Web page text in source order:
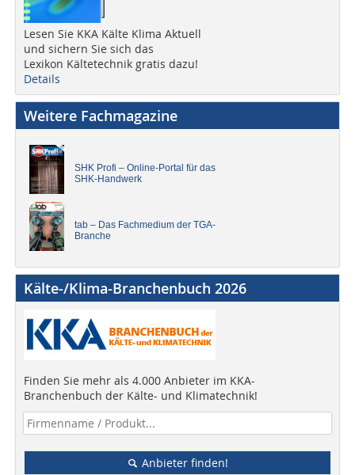
Lesen Sie KKA Kälte Klima Aktuell
und sichern Sie sich das
Lexikon Kältetechnik gratis dazu!
Details
Weitere Fachmagazine
SHK Profi – Online-Portal für das
SHK-Handwerk
tab – Das Fachmedium der TGA-
Branche
Kälte-/Klima-Branchenbuch 2026
Finden Sie mehr als 4.000 Anbieter im KKA-
Branchenbuch der Kälte- und Klimatechnik!
Anbieter finden!